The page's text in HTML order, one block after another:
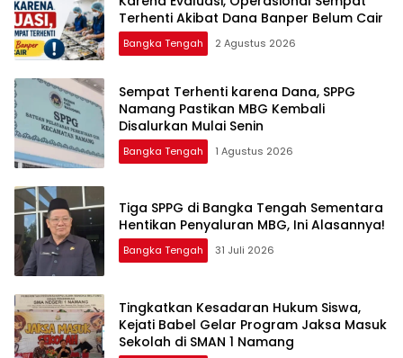
Terhenti Akibat Dana Banper Belum Cair
Bangka Tengah 2 Agustus 2026
‎Sempat Terhenti karena Dana, SPPG
Namang Pastikan MBG Kembali
Disalurkan Mulai Senin
Bangka Tengah 1 Agustus 2026
‎Tiga SPPG di Bangka Tengah Sementara
Bangka Tengah 31 Juli 2026
Tingkatkan Kesadaran Hukum Siswa,
Kejati Babel Gelar Program Jaksa Masuk
Sekolah di SMAN 1 Namang